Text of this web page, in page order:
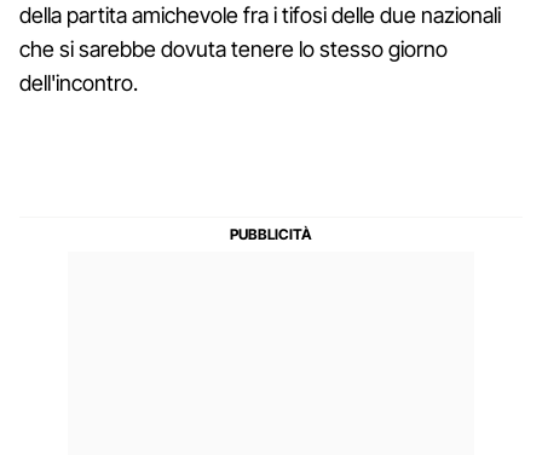
della partita amichevole fra i tifosi delle due nazionali
che si sarebbe dovuta tenere lo stesso giorno
dell'incontro.